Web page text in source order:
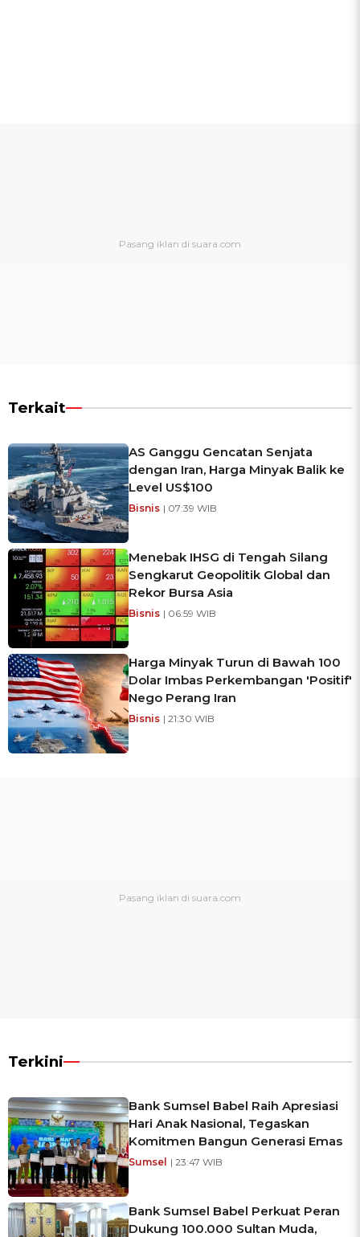
Terkait
AS Ganggu Gencatan Senjata
dengan Iran, Harga Minyak Balik ke
Level US$100
Bisnis | 07:39 WIB
Menebak IHSG di Tengah Silang
Sengkarut Geopolitik Global dan
Rekor Bursa Asia
Bisnis | 06:59 WIB
Harga Minyak Turun di Bawah 100
Dolar Imbas Perkembangan 'Positif'
Nego Perang Iran
Bisnis | 21:30 WIB
Terkini
Bank Sumsel Babel Raih Apresiasi
Hari Anak Nasional, Tegaskan
Komitmen Bangun Generasi Emas
Sumsel | 23:47 WIB
Bank Sumsel Babel Perkuat Peran
Dukung 100.000 Sultan Muda,